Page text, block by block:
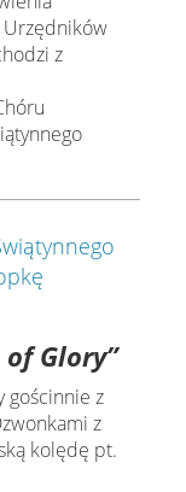
Urzędników
z
Glory”
gościnnie z
z
kolędę pt.